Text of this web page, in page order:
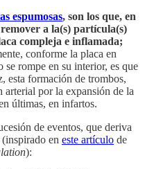
espumosas, son los que, en
a la(s) partícula(s)
compleja e inflamada;
conforme la placa en
rompe en su interior, es que
esta formación de trombos,
arterial por la expansión de la
últimas, en infartos.
de eventos, que deriva
(inspirado en este artículo de
):